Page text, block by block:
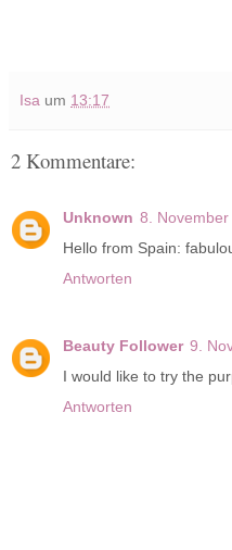
Isa um 13:17
2 Kommentare:
Unknown 8.
Hello from Spain:
Antworten
Beauty Follower 9.
I would like to try the
Antworten